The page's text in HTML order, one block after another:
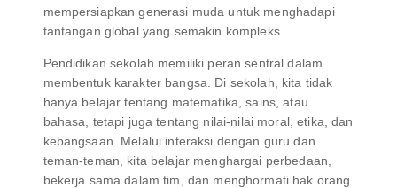
mempersiapkan generasi muda untuk menghadapi
tantangan global yang semakin kompleks.
Pendidikan sekolah memiliki peran sentral dalam
membentuk karakter bangsa. Di sekolah, kita tidak
hanya belajar tentang matematika, sains, atau
bahasa, tetapi juga tentang nilai-nilai moral, etika, dan
kebangsaan. Melalui interaksi dengan guru dan
teman-teman, kita belajar menghargai perbedaan,
bekerja sama dalam tim, dan menghormati hak orang